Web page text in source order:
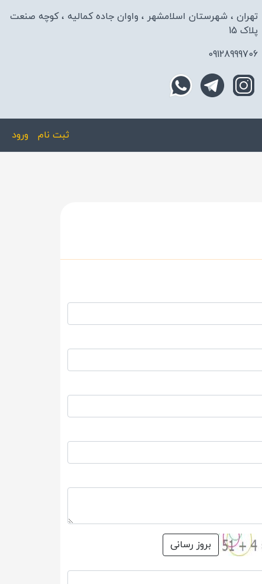
تهران ، شهرستان اسلامشهر ، واوان جاده کمالیه ، کوچه صنعت
پلاک 15
09128999706
ثبت نام ورود